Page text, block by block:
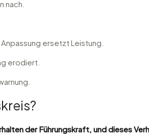
nach.
ersetzt Leistung.
erodiert.
der Führungskraft, und dieses